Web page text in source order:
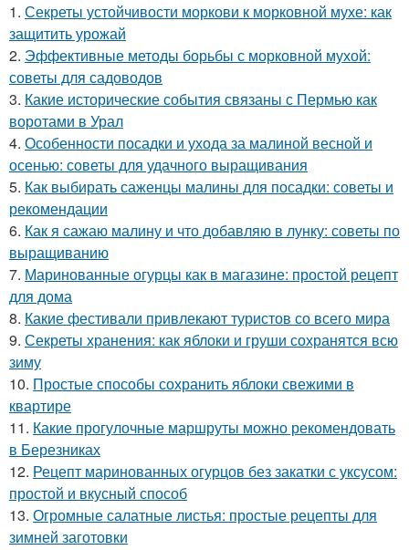
1. Секреты устойчивости моркови к морковной мухе: как
защитить урожай
2. Эффективные методы борьбы с морковной мухой:
советы для садоводов
3. Какие исторические события связаны с Пермью как
воротами в Урал
4. Особенности посадки и ухода за малиной весной и
осенью: советы для удачного выращивания
5. Как выбирать саженцы малины для посадки: советы и
рекомендации
6. Как я сажаю малину и что добавляю в лунку: советы по
выращиванию
7. Маринованные огурцы как в магазине: простой рецепт
для дома
8. Какие фестивали привлекают туристов со всего мира
9. Секреты хранения: как яблоки и груши сохранятся всю
зиму
10. Простые способы сохранить яблоки свежими в
квартире
11. Какие прогулочные маршруты можно рекомендовать
в Березниках
12. Рецепт маринованных огурцов без закатки с уксусом:
простой и вкусный способ
13. Огромные салатные листья: простые рецепты для
зимней заготовки